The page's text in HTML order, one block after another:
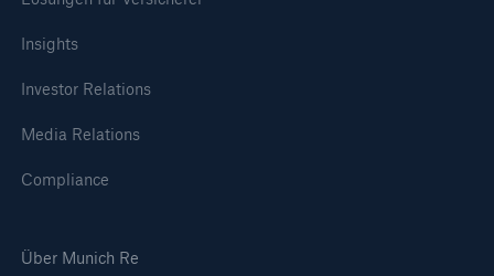
Insights
Investor Relations
Media Relations
Compliance
Über Munich Re